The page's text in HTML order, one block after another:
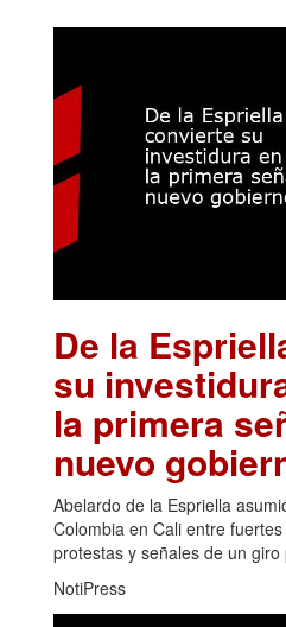
De la
su
la primera
nuevo
Abelardo de la Espriella
Colombia en Cali entre
protestas y señales de un giro
NotiPress